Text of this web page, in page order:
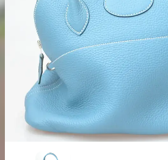
出張買取の
お申込み
LINE査定